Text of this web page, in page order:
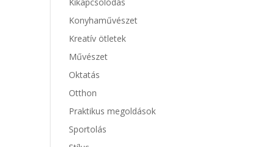
Konyhaművészet
Kreatív ötletek
Művészet
Oktatás
Otthon
Praktikus megoldások
Sportolás